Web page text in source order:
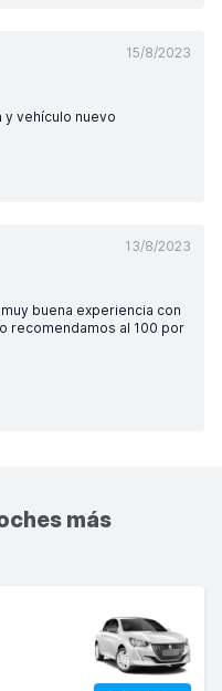
15/8/2023
y vehículo nuevo
13/8/2023
buena experiencia con
recomendamos al 100 por
más